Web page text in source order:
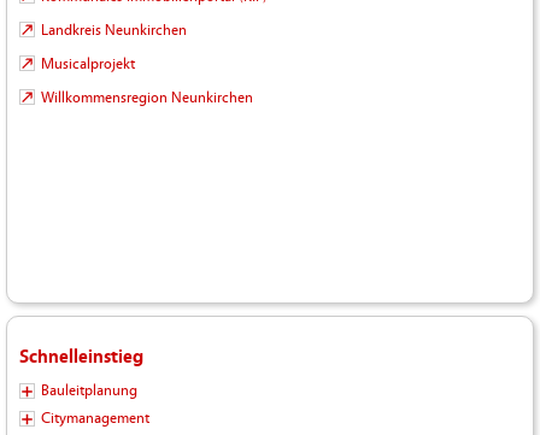
Landkreis Neunkirchen
Musicalprojekt
Willkommensregion Neunkirchen
Schnelleinstieg
Bauleitplanung
Citymanagement